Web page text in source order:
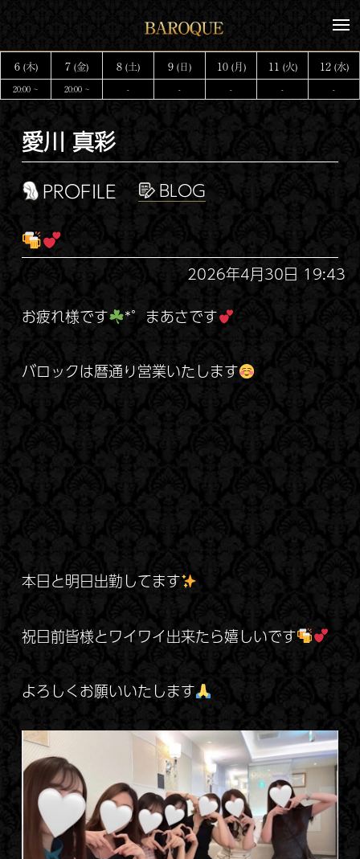
テ
ン
ツ
メ
ュ
ー
6 (木) 7 (金) 8 (土) 9 (日) 10 (月) 11 (火) 12 (水)
20:00 ~ 20:00 ~ - - - - -
愛川 真彩
PROFILE
2026年4月30日 19:43
お疲れ様です
*゜まあさです
バロックは暦通り営業いたします
本日と明日出勤してます
祝日前皆様とワイワイ出来たら嬉しいです
よろしくお願いいたします